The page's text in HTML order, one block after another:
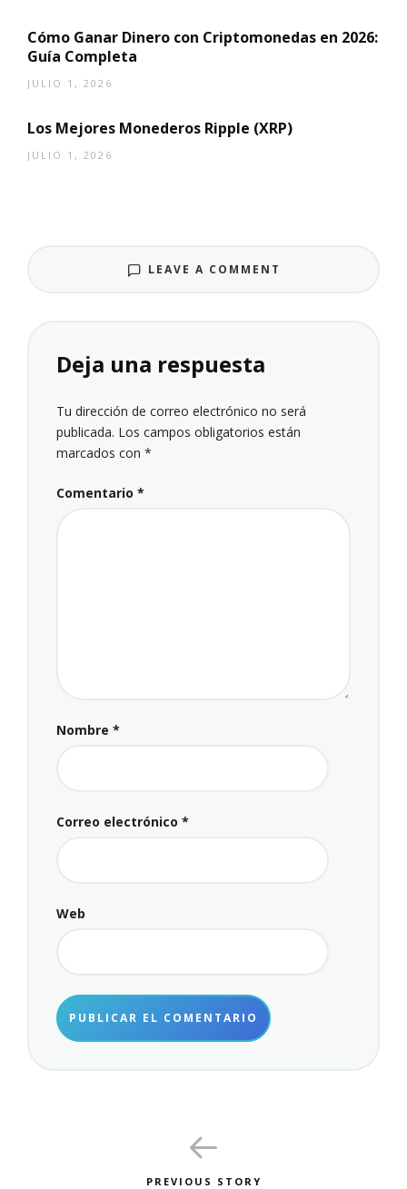
Cómo Ganar Dinero con Criptomonedas en 2026:
Guía Completa
JULIO 1, 2026
Los Mejores Monederos Ripple (XRP)
JULIO 1, 2026
LEAVE A COMMENT
Deja una respuesta
Tu dirección de correo electrónico no será
publicada. Los campos obligatorios están
marcados con *
Comentario *
Nombre *
Correo electrónico *
Web
PREVIOUS STORY